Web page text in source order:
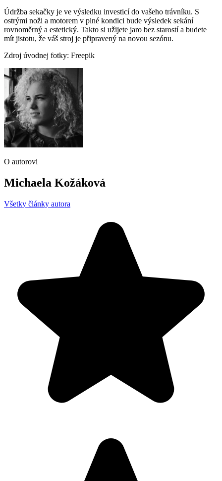
Údržba sekačky je ve výsledku investicí do vašeho trávníku. S
ostrými noži a motorem v plné kondici bude výsledek sekání
rovnoměrný a estetický. Takto si užijete jaro bez starostí a budete
mít jistotu, že váš stroj je připravený na novou sezónu.
Zdroj úvodnej fotky: Freepik
O autorovi
Michaela Kožáková
Všetky články autora